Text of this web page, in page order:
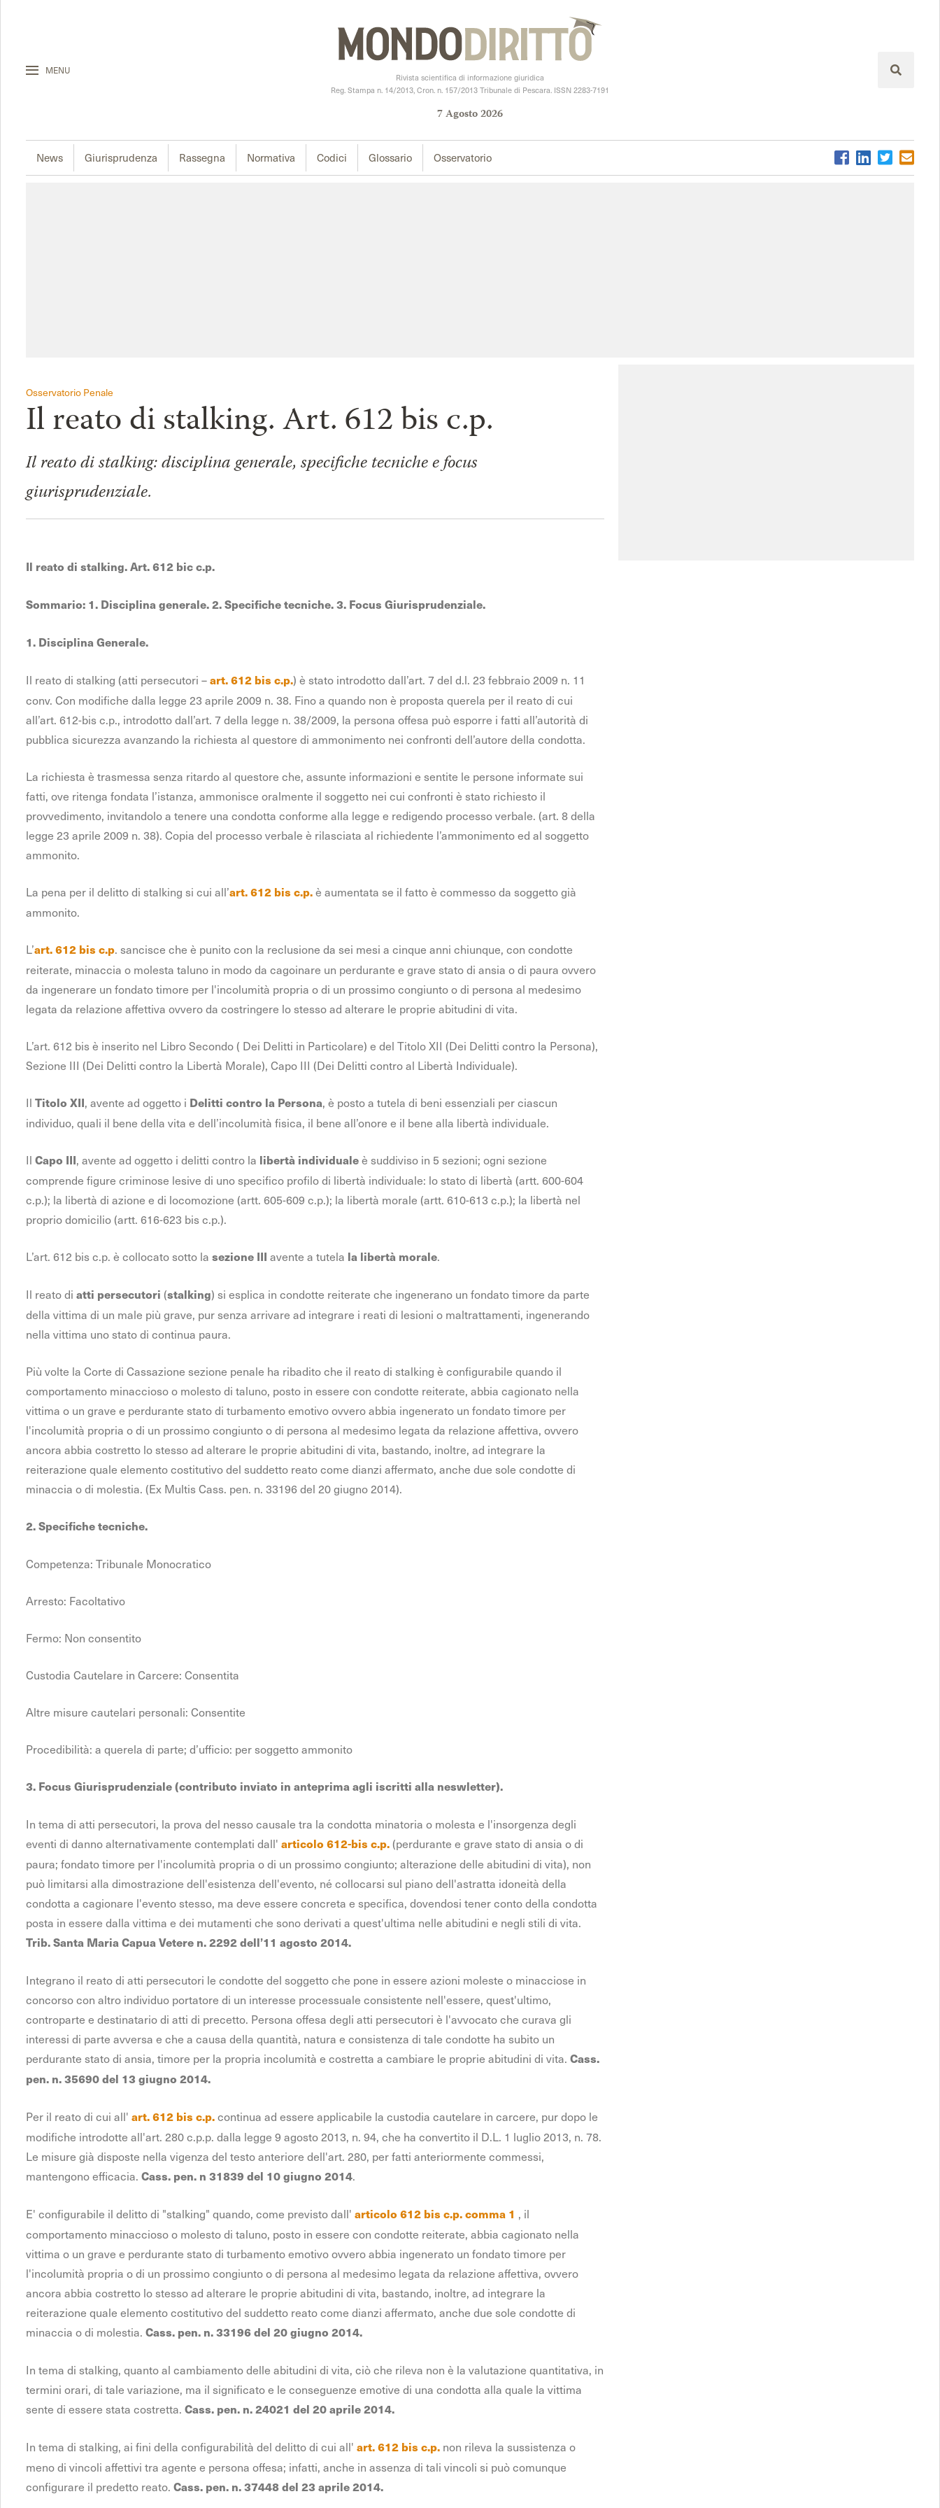
MENU
Rivista scientifica di informazione giuridica
Reg. Stampa n. 14/2013, Cron. n. 157/2013 Tribunale di Pescara. ISSN 2283-7191
7Agosto2026
News Giurisprudenza Rassegna Normativa Codici Glossario Osservatorio
Osservatorio Penale
Il reato di stalking. Art. 612 bis c.p.
Il reato di stalking: disciplina generale, specifiche tecniche e focus
giurisprudenziale.
Il reato di stalking. Art. 612 bic c.p.
Sommario: 1. Disciplina generale. 2. Specifiche tecniche. 3. Focus Giurisprudenziale.
1. Disciplina Generale.
Il reato di stalking (atti persecutori –art. 612 bis c.p.) è stato introdotto dall’art. 7 del d.l. 23 febbraio 2009 n. 11
conv. Con modifiche dalla legge 23 aprile 2009 n. 38. Fino a quando non è proposta querela per il reato di cui
all’art. 612-bis c.p., introdotto dall’art. 7 della legge n. 38/2009, la persona offesa può esporre i fatti all’autorità di
pubblica sicurezza avanzando la richiesta al questore di ammonimento nei confronti dell’autore della condotta.
La richiesta è trasmessa senza ritardo al questore che, assunte informazioni e sentite le persone informate sui
fatti, ove ritenga fondata l’istanza, ammonisce oralmente il soggetto nei cui confronti è stato richiesto il
provvedimento, invitandolo a tenere una condotta conforme alla legge e redigendo processo verbale. (art. 8 della
legge 23 aprile 2009 n. 38). Copia del processo verbale è rilasciata al richiedente l’ammonimento ed al soggetto
ammonito.
La pena per il delitto di stalking si cui all’art. 612 bis c.p.è aumentata se il fatto è commesso da soggetto già
ammonito.
L’art. 612 bis c.p. sancisce che è punito con la reclusione da sei mesi a cinque anni chiunque, con condotte
reiterate, minaccia o molesta taluno in modo da cagoinare un perdurante e grave stato di ansia o di paura ovvero
da ingenerare un fondato timore per l'incolumità propria o di un prossimo congiunto o di persona al medesimo
legata da relazione affettiva ovvero da costringere lo stesso ad alterare le proprie abitudini di vita.
L’art. 612 bis è inserito nel Libro Secondo ( Dei Delitti in Particolare) e del Titolo XII (Dei Delitti contro la Persona),
Sezione III (Dei Delitti contro la Libertà Morale), Capo III (Dei Delitti contro al Libertà Individuale).
Il Titolo XII, avente ad oggetto i Delitti contro la Persona, è posto a tutela di beni essenziali per ciascun
individuo, quali il bene della vita e dell’incolumità fisica, il bene all’onore e il bene alla libertà individuale.
Il Capo III, avente ad oggetto i delitti contro la libertà individualeè suddiviso in 5 sezioni; ogni sezione
comprende figure criminose lesive di uno specifico profilo di libertà individuale: lo stato di libertà (artt. 600-604
c.p.); la libertà di azione e di locomozione (artt. 605-609 c.p.); la libertà morale (artt. 610-613 c.p.); la libertà nel
proprio domicilio (artt. 616-623 bis c.p.).
L’art. 612 bis c.p. è collocato sotto la sezione III avente a tutela la libertà morale.
Il reato di atti persecutori (stalking) si esplica in condotte reiterate che ingenerano un fondato timore da parte
della vittima di un male più grave, pur senza arrivare ad integrare i reati di lesioni o maltrattamenti, ingenerando
nella vittima uno stato di continua paura.
Più volte la Corte di Cassazione sezione penale ha ribadito che il reato di stalking è configurabile quando il
comportamento minaccioso o molesto di taluno, posto in essere con condotte reiterate, abbia cagionato nella
vittima o un grave e perdurante stato di turbamento emotivo ovvero abbia ingenerato un fondato timore per
l'incolumità propria o di un prossimo congiunto o di persona al medesimo legata da relazione affettiva, ovvero
ancora abbia costretto lo stesso ad alterare le proprie abitudini di vita, bastando, inoltre, ad integrare la
reiterazione quale elemento costitutivo del suddetto reato come dianzi affermato, anche due sole condotte di
minaccia o di molestia. (Ex Multis Cass. pen. n. 33196 del 20 giugno 2014).
2. Specifiche tecniche.
Competenza: Tribunale Monocratico
Arresto: Facoltativo
Fermo: Non consentito
Custodia Cautelare in Carcere: Consentita
Altre misure cautelari personali: Consentite
Procedibilità: a querela di parte; d’ufficio: per soggetto ammonito
3. Focus Giurisprudenziale (contributo inviato in anteprima agli iscritti alla neswletter).
In tema di atti persecutori, la prova del nesso causale tra la condotta minatoria o molesta e l'insorgenza degli
eventi di danno alternativamente contemplati dall' articolo 612-bis c.p. (perdurante e grave stato di ansia o di
paura; fondato timore per l'incolumità propria o di un prossimo congiunto; alterazione delle abitudini di vita), non
può limitarsi alla dimostrazione dell'esistenza dell'evento, né collocarsi sul piano dell'astratta idoneità della
condotta a cagionare l'evento stesso, ma deve essere concreta e specifica, dovendosi tener conto della condotta
posta in essere dalla vittima e dei mutamenti che sono derivati a quest'ultima nelle abitudini e negli stili di vita.
Trib. Santa Maria Capua Vetere n. 2292 dell’11 agosto 2014.
Integrano il reato di atti persecutori le condotte del soggetto che pone in essere azioni moleste o minacciose in
concorso con altro individuo portatore di un interesse processuale consistente nell'essere, quest'ultimo,
controparte e destinatario di atti di precetto. Persona offesa degli atti persecutori è l'avvocato che curava gli
interessi di parte avversa e che a causa della quantità, natura e consistenza di tale condotte ha subito un
perdurante stato di ansia, timore per la propria incolumità e costretta a cambiare le proprie abitudini di vita. Cass.
pen. n. 35690 del 13 giugno 2014.
Per il reato di cui all' art. 612 bis c.p.continua ad essere applicabile la custodia cautelare in carcere, pur dopo le
modifiche introdotte all'art. 280 c.p.p. dalla legge 9 agosto 2013, n. 94, che ha convertito il D.L. 1 luglio 2013, n. 78.
Le misure già disposte nella vigenza del testo anteriore dell'art. 280, per fatti anteriormente commessi,
mantengono efficacia. Cass. pen. n 31839 del 10 giugno 2014.
E' configurabile il delitto di "stalking" quando, come previsto dall' articolo 612 bis c.p. comma 1 , il
comportamento minaccioso o molesto di taluno, posto in essere con condotte reiterate, abbia cagionato nella
vittima o un grave e perdurante stato di turbamento emotivo ovvero abbia ingenerato un fondato timore per
l'incolumità propria o di un prossimo congiunto o di persona al medesimo legata da relazione affettiva, ovvero
ancora abbia costretto lo stesso ad alterare le proprie abitudini di vita, bastando, inoltre, ad integrare la
reiterazione quale elemento costitutivo del suddetto reato come dianzi affermato, anche due sole condotte di
minaccia o di molestia. Cass. pen. n. 33196 del 20 giugno 2014.
In tema di stalking, quanto al cambiamento delle abitudini di vita, ciò che rileva non è la valutazione quantitativa, in
termini orari, di tale variazione, ma il significato e le conseguenze emotive di una condotta alla quale la vittima
sente di essere stata costretta. Cass. pen. n. 24021 del 20 aprile 2014.
In tema di stalking, ai fini della configurabilità del delitto di cui all' art. 612 bis c.p. non rileva la sussistenza o
meno di vincoli affettivi tra agente e persona offesa; infatti, anche in assenza di tali vincoli si può comunque
configurare il predetto reato. Cass. pen. n. 37448 del 23 aprile 2014.